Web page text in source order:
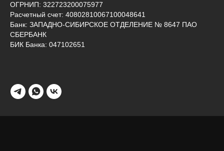
ОГРНИП: 322723200075977
Расчетный счет: 40802810067100048641
Банк: ЗАПАДНО-СИБИРСКОЕ ОТДЕЛЕНИЕ № 8647 ПАО
СБЕРБАНК
БИК Банка: 047102651